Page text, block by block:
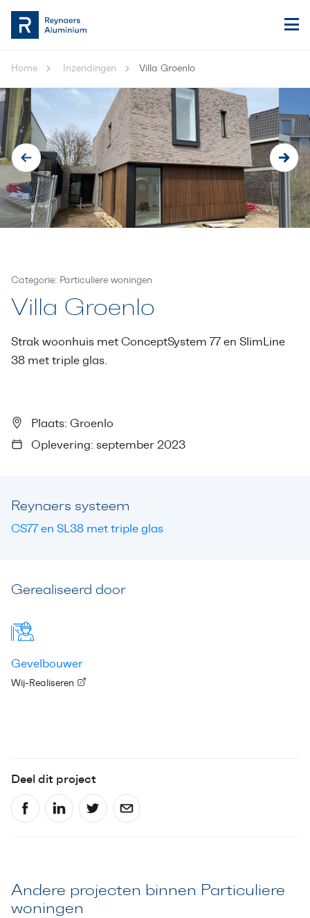
Home Inzendingen Villa Groenlo
Categorie: Particuliere woningen
Villa Groenlo
Strak woonhuis met ConceptSystem 77 en SlimLine
38 met triple glas.
Plaats: Groenlo
Oplevering: september 2023
Reynaers systeem
CS77 en SL38 met triple glas
Gerealiseerd door
Gevelbouwer
Wij-Realiseren
Deel dit project
Andere projecten binnen Particuliere
woningen